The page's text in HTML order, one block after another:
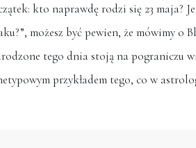
kto naprawdę rodzi się 23 maja?
możesz być pewien, że mówimy
tego dnia stoją na pograniczu
przykładem tego, co w